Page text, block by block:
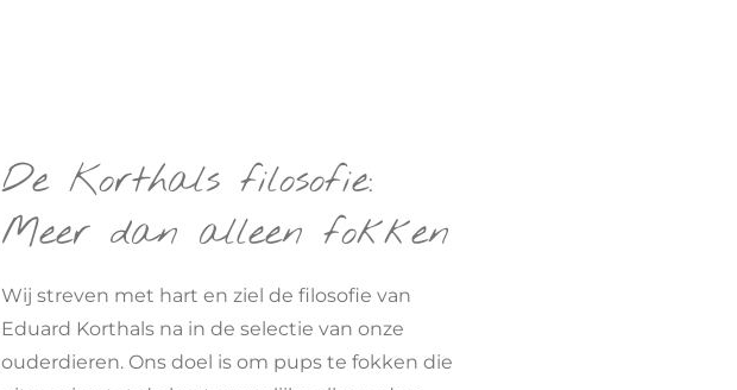
De Korthals filosofie:
Meer dan alleen fokken
Wij streven met hart en ziel de filosofie van
Eduard Korthals na in de selectie van onze
ouderdieren. Ons doel is om pups te fokken die